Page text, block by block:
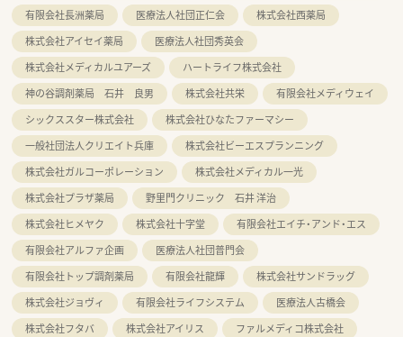
有限会社長洲薬局
医療法人社団正仁会
株式会社西薬局
株式会社アイセイ薬局
医療法人社団秀英会
株式会社メディカルユアーズ
ハートライフ株式会社
神の谷調剤薬局 石井 良男
株式会社共栄
有限会社メディウェイ
シックススター株式会社
株式会社ひなたファーマシー
一般社団法人クリエイト兵庫
株式会社ビーエスプランニング
株式会社ガルコーポレーション
株式会社メディカル一光
株式会社プラザ薬局
野里門クリニック 石井 洋治
株式会社ヒメヤク
株式会社十字堂
有限会社エイチ・アンド・エス
有限会社アルファ企画
医療法人社団普門会
有限会社トップ調剤薬局
有限会社龍輝
株式会社サンドラッグ
株式会社ジョヴィ
有限会社ライフシステム
医療法人古橋会
株式会社フタバ
株式会社アイリス
ファルメディコ株式会社